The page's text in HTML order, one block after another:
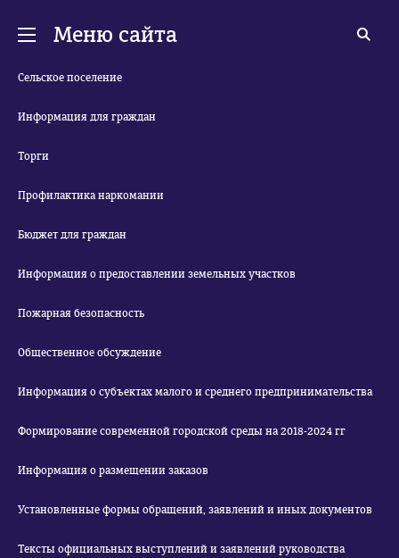
Меню сайта
Сельское поселение
Информация для граждан
Торги
Профилактика наркомании
Бюджет для граждан
Информация о предоставлении земельных участков
Пожарная безопасность
Общественное обсуждение
Информация о субъектах малого и среднего предпринимательства
Формирование современной городской среды на 2018-2024 гг
Информация о размещении заказов
Установленные формы обращений, заявлений и иных документов
Тексты официальных выступлений и заявлений руководства